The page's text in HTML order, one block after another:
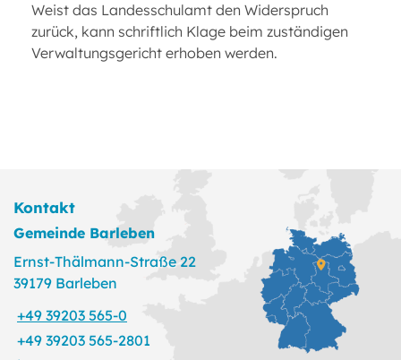
Weist das Landesschulamt den Widerspruch
zurück, kann schriftlich Klage beim zuständigen
Verwaltungsgericht erhoben werden.
Kontakt
Gemeinde Barleben
Ernst-Thälmann-Straße 22
39179 Barleben
+49 39203 565-0
+49 39203 565-2801